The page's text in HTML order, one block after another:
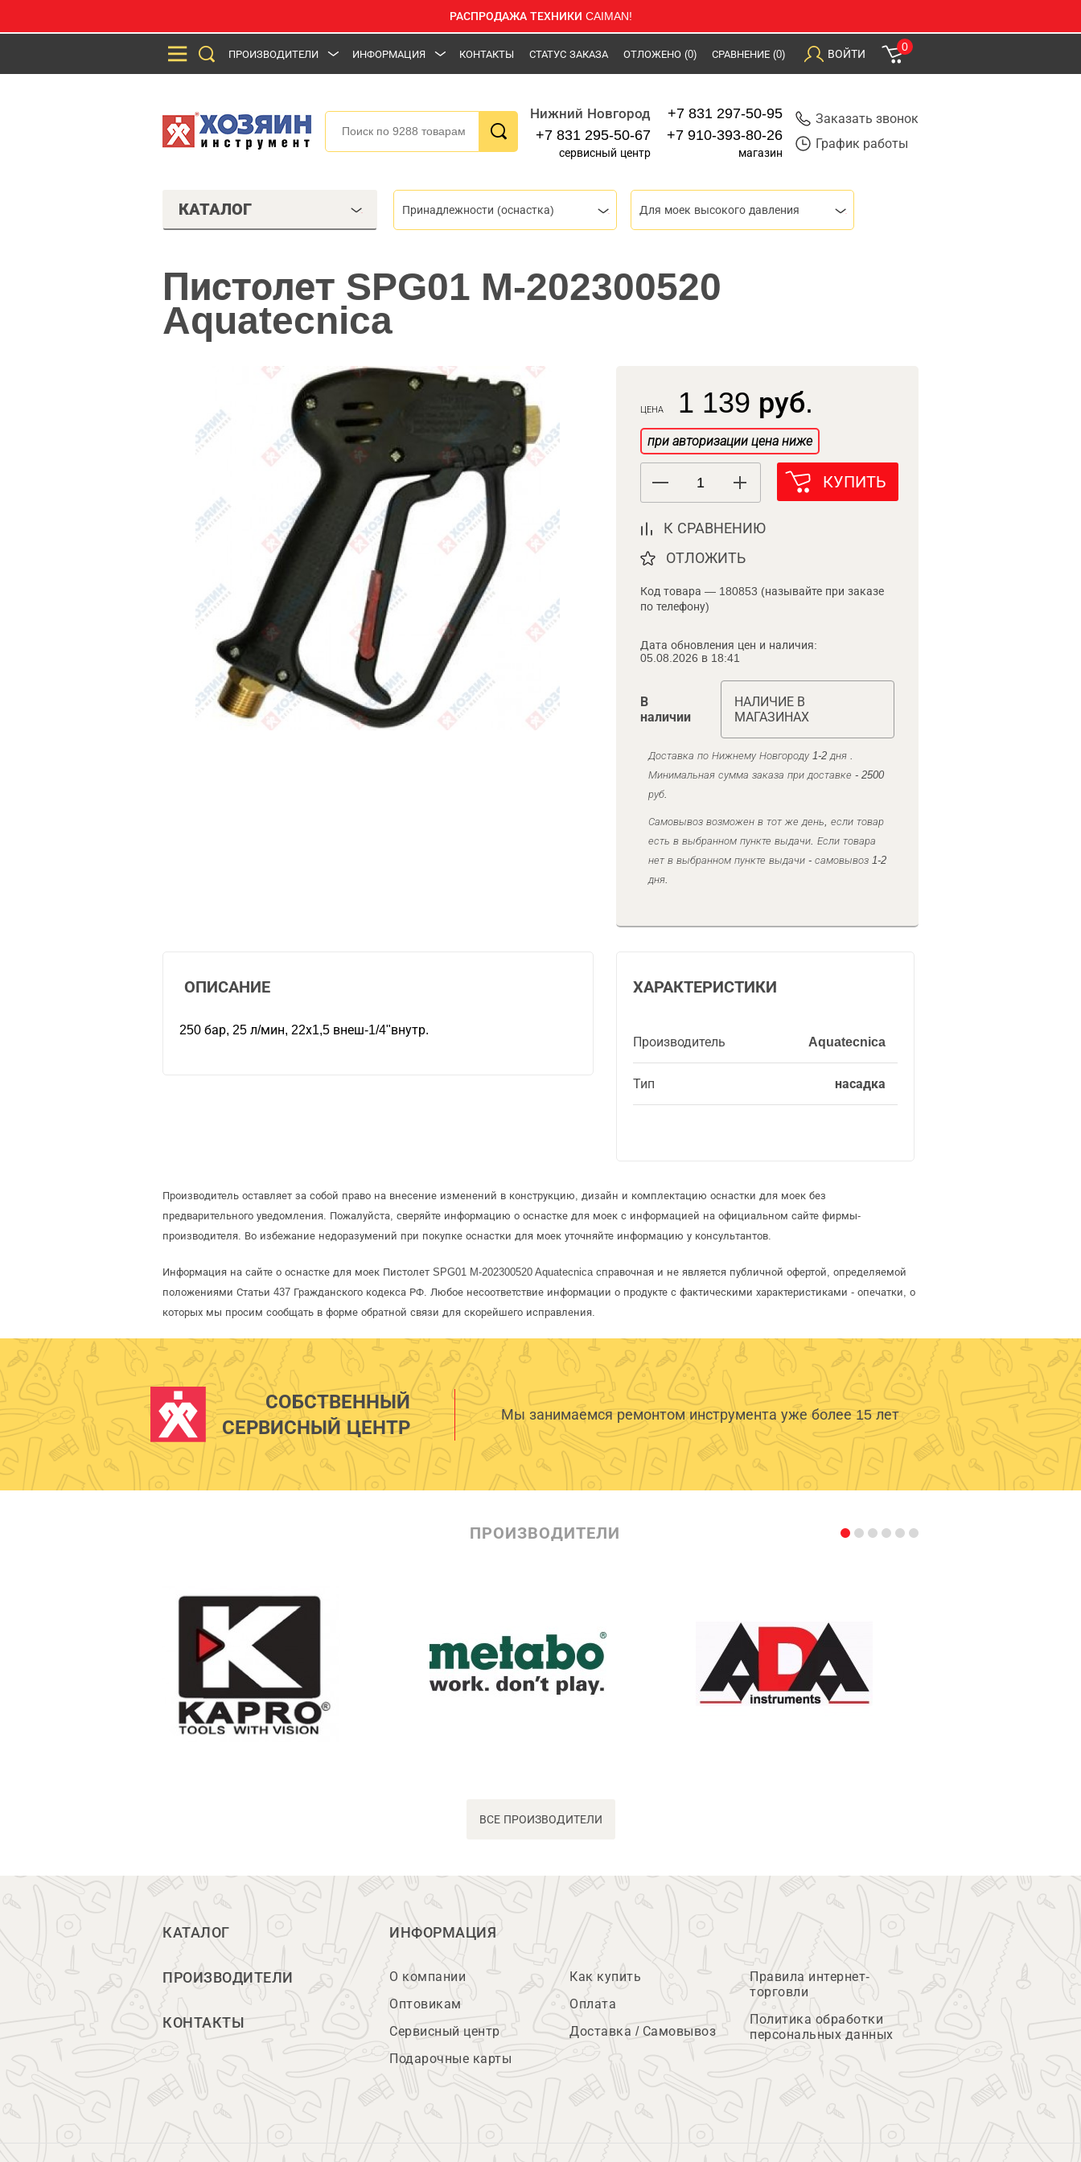
РАСПРОДАЖА ТЕХНИКИ CAIMAN!
ПРОИЗВОДИТЕЛИ ИНФОРМАЦИЯ КОНТАКТЫ СТАТУС ЗАКАЗА ОТЛОЖЕНО (0) СРАВНЕНИЕ (0) ВОЙТИ
0
Нижний Новгород
+7 831 295-50-67
сервисный центр
+7 831 297-50-95
+7 910-393-80-26
магазин
Заказать звонок
График работы
КАТАЛОГ Принадлежности (оснастка) Для моек высокого давления
Пистолет SPG01 M-202300520
Aquatecnica
ЦЕНА 1 139 руб.
при авторизации цена ниже
КУПИТЬ
К СРАВНЕНИЮ
ОТЛОЖИТЬ
Код товара — 180853 (называйте при заказе
по телефону)
Дата обновления цен и наличия:
05.08.2026 в 18:41
В
наличии
НАЛИЧИЕ В
МАГАЗИНАХ
Доставка по Нижнему Новгороду 1-2 дня .
Минимальная сумма заказа при доставке - 2500
руб.
Самовывоз возможен в тот же день, если товар
есть в выбранном пункте выдачи. Если товара
нет в выбранном пункте выдачи - самовывоз 1-2
дня.
ХАРАКТЕРИСТИКИ
Производитель Aquatecnica
Тип насадка
ОПИСАНИЕ
250 бар, 25 л/мин, 22х1,5 внеш-1/4"внутр.
Производитель оставляет за собой право на внесение изменений в конструкцию, дизайн и комплектацию оснастки для моек без
предварительного уведомления. Пожалуйста, сверяйте информацию о оснастке для моек с информацией на официальном сайте фирмы-
производителя. Во избежание недоразумений при покупке оснастки для моек уточняйте информацию у консультантов.
Информация на сайте о оснастке для моек Пистолет SPG01 M-202300520 Aquatecnica справочная и не является публичной офертой, определяемой
положениями Статьи 437 Гражданского кодекса РФ. Любое несоответствие информации о продукте с фактическими характеристиками - опечатки, о
которых мы просим сообщать в форме обратной связи для скорейшего исправления.
СОБСТВЕННЫЙ
СЕРВИСНЫЙ ЦЕНТР
Мы занимаемся ремонтом инструмента уже более 15 лет
ПРОИЗВОДИТЕЛИ
ВСЕ ПРОИЗВОДИТЕЛИ
КАТАЛОГ
ПРОИЗВОДИТЕЛИ
КОНТАКТЫ
ИНФОРМАЦИЯ
О компании
Оптовикам
Сервисный центр
Подарочные карты
Как купить
Оплата
Доставка / Самовывоз
Правила интернет-
торговли
Политика обработки
персональных данных